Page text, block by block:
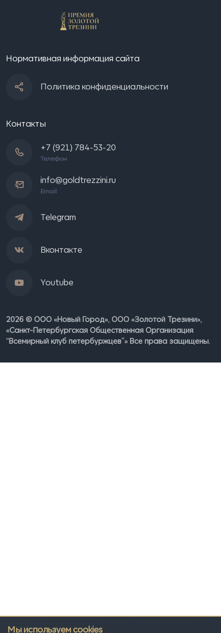
Мы используем cookies
Нормативная информация сайта
Политика конфиденциальности
Контакты
+7 (921) 784-53-20
Телефон
info@goldtrezzini.ru
Email
Telegram
Вконтакте
Youtube
2026 © ООО «Новый Город», OOO «Золотой Трезини»,
«Санкт-Петербургская Общественная Организация
“Всемирный клуб петербуржцев”» Все права защищены.